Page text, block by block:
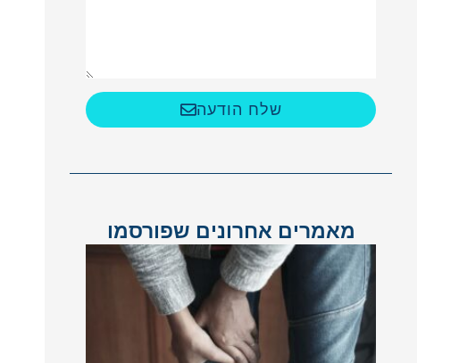
שלח הודעה
מאמרים אחרונים שפורסמו